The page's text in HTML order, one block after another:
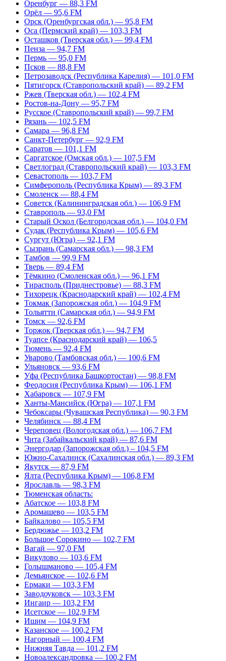
Оренбург — 88,3 FM
Орёл — 95,6 FM
Орск (Оренбургская обл.) — 95,8 FM
Оса (Пермский край) — 103,3 FM
Осташков (Тверская обл.) — 99,4 FM
Пенза — 94,7 FM
Пермь — 95,0 FM
Псков — 88,8 FM
Петрозаводск (Республика Карелия) — 101,0 FM
Пятигорск (Ставропольский край) — 89,2 FM
Ржев (Тверская обл.) — 102,4 FM
Ростов-на-Дону — 95,7 FM
Русское (Ставропольский край) — 99,7 FM
Рязань — 102,5 FM
Самара — 96,8 FM
Санкт-Петербург — 92,9 FM
Саратов — 101,1 FM
Саргатское (Омская обл.) — 107,5 FM
Светлоград (Ставропольский край) — 103,3 FM
Севастополь — 103,7 FM
Симферополь (Республика Крым) — 89,3 FM
Смоленск — 88,4 FM
Советск (Калининградская обл.) — 106,9 FM
Ставрополь — 93,0 FM
Старый Оскол (Белгородская обл.) — 104,0 FM
Судак (Республика Крым) — 105,6 FM
Сургут (Югра) — 92,1 FM
Сызрань (Самарская обл.) — 98,3 FM
Тамбов — 99,9 FM
Тверь — 89,4 FM
Тёмкино (Смоленская обл.) — 96,1 FM
Тирасполь (Приднестровье) — 88,3 FM
Тихорецк (Краснодарский край) — 102,4 FM
Токмак (Запорожская обл.) — 104,9 FM
Тольятти (Самарская обл.) — 94,9 FM
Томск — 92,6 FM
Торжок (Тверская обл.) — 94,7 FM
Туапсе (Краснодарский край) — 106,5
Тюмень — 92,4 FM
Уварово (Тамбовская обл.) — 100,6 FM
Ульяновск — 93,6 FM
Уфа (Республика Башкортостан) — 98,8 FM
Феодосия (Республика Крым) — 106,1 FM
Хабаровск — 107,9 FM
Ханты-Мансийск (Югра) — 107,1 FM
Чебоксары (Чувашская Республика) — 90,3 FM
Челябинск — 88,4 FM
Череповец (Вологодская обл.) — 106,7 FM
Чита (Забайкальский край) — 87,6 FM
Энергодар (Запорожская обл.) – 104,5 FM
Южно-Сахалинск (Сахалинская обл.) — 89,3 FM
Якутск — 87,9 FM
Ялта (Республика Крым) — 106,8 FM
Ярославль — 98,3 FM
Тюменская область:
Абатское — 103,8 FM
Аромашево — 103,5 FM
Байкалово — 105,5 FM
Бердюжье — 103,2 FM
Большое Сорокино — 102,7 FM
Вагай — 97,0 FM
Викулово — 103,6 FM
Голышманово — 105,4 FM
Демьянское — 102,6 FM
Ермаки — 103,3 FM
Заводоуковск — 103,3 FM
Ингаир — 103,2 FM
Исетское — 102,9 FM
Ишим — 104,9 FM
Казанское — 100,2 FM
Нагорный — 100,4 FM
Нижняя Тавда — 101,2 FM
Новоалександровка — 100,2 FM